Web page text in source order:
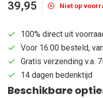
39,95 Niet op
100% direct uit
Voor 16:00 besteld,
Gratis verzending v.a.
14 dagen bedenktijd
Beschikbare